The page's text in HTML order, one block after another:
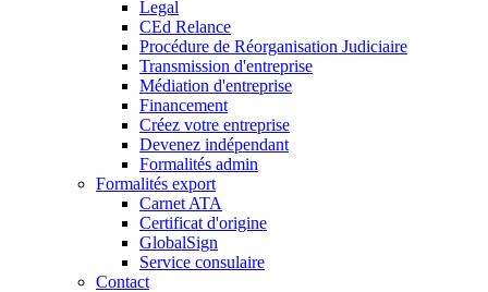
Legal
CEd Relance
Procédure de Réorganisation Judiciaire
Transmission d'entreprise
Médiation d'entreprise
Financement
Créez votre entreprise
Devenez indépendant
Formalités admin
Formalités export
Carnet ATA
Certificat d'origine
GlobalSign
Service consulaire
Contact